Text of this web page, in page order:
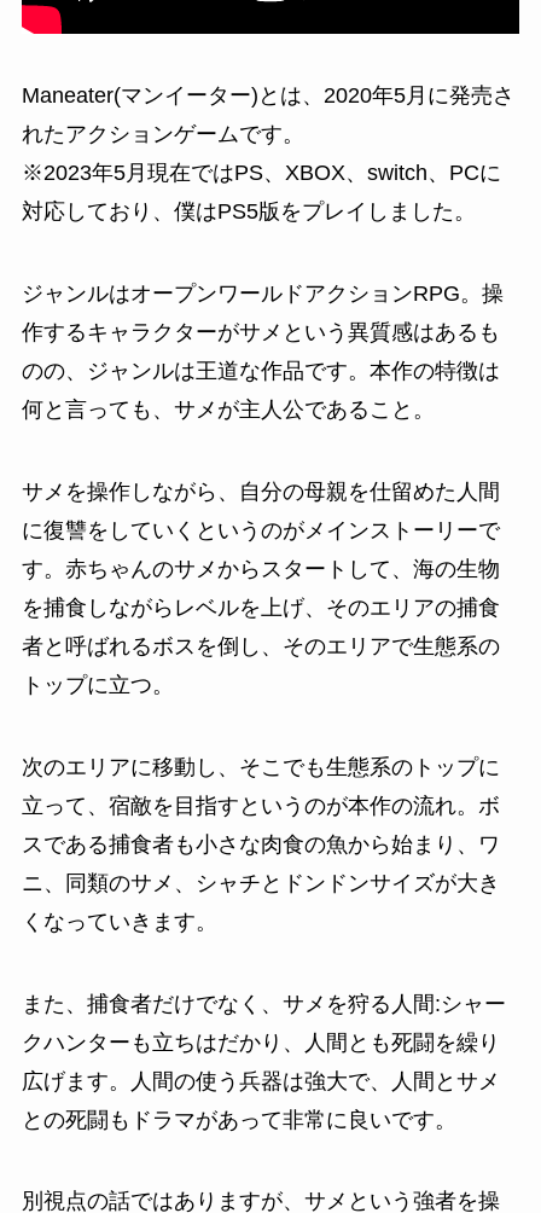
Maneater(マンイーター) とは、2020年5月に発売さ
れたアクションゲームです。
※2023年5月現在ではPS、XBOX、switch、PCに
対応しており、僕はPS5版をプレイしました。
ジャンルはオープンワールドアクションRPG。 操
作するキャラクターがサメという異質感はあるも
のの、ジャンルは王道な作品です。本作の特徴は
何と言っても、 サメが主人公であること 。
サメを操作しながら、自分の母親を仕留めた人間
に復讐をしていくというのがメインストーリーで
す。赤ちゃんのサメからスタートして、海の生物
を捕食しながらレベルを上げ、そのエリアの捕食
者と呼ばれるボスを倒し、そのエリアで生態系の
トップに立つ。
次のエリアに移動し、そこでも生態系のトップに
立って、宿敵を目指すというのが本作の流れ。ボ
スである捕食者も小さな肉食の魚から始まり、ワ
ニ、同類のサメ、シャチとドンドンサイズが大き
くなっていきます。
また、捕食者だけでなく、サメを狩る人間:シャー
クハンターも立ちはだかり、人間とも死闘を繰り
広げます。人間の使う兵器は強大で、
人間とサメ
との死闘もドラマがあって非常に良いです。
別視点の話ではありますが、サメという強者を操